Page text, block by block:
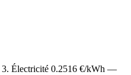
3. Électricité 0.2516 €/kWh —